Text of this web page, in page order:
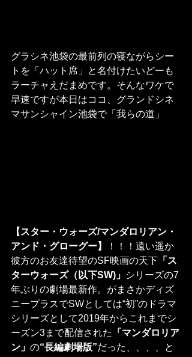
グラシネ池袋の最前列の寝ながらシー
トを「ハット席」と名付けたいどーも
ラーチャえだまめです。そんなワケで
早速ですが本日はココ、グランドシネ
マサンシャイン池袋で「我らの道」
【スター・ウォーズ/マンダロリアン・
アンド・グローグー】
！！！遠い遥か
彼方のお友達待望のSF映画の天下 「ス
ターウォーズ（以下SW)」 シリーズの7
年ぶりの劇場最新作。がまさかディズ
ニープラスでSWとしては“初”のドラマ
シリーズとして2019年からこれまでシ
ーズン3まで配信された
「マンダロリア
ン」 の“長編劇場版”だった、、、、と